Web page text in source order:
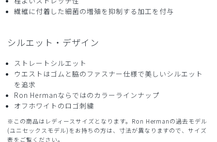
っかかる不安も少なくていいです。
ロンハーマンのワンポイントもさりげなくてよいです。
商品：R30レディース:Ron Herman スクラブパンツ/ベ
ージュ/XL
役に立った 0
繊維に付着した細菌の増殖を抑制する加工を付与
シルエット・デザイン
ストレートシルエット
ウエストはゴムと脇のファスナー仕様で美しいシルエット
を追求
Ron Hermanならではのカラーラインナップ
オフホワイトのロゴ刺繍
※この商品はレディースサイズとなります。Ron Hermanの過去モデル
(ユニセックスモデル)をお持ちの方は、寸法が異なりますので、サイズ
表をご覧ください。